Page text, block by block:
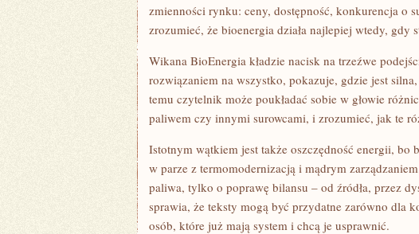
zmienności rynku: ceny, dostępność, konkurencja o
zrozumieć, że bioenergia działa najlepiej wtedy, gdy
Wikana BioEnergia kładzie nacisk na trzeźwe
rozwiązaniem na wszystko, pokazuje, gdzie jest
temu czytelnik może poukładać sobie w głowie
paliwem czy innymi surowcami, i zrozumieć, jak te
Istotnym wątkiem jest także oszczędność energii,
w parze z termomodernizacją i mądrym
paliwa, tylko o poprawę bilansu – od źródła, przez
sprawia, że teksty mogą być przydatne zarówno dla
osób, które już mają system i chcą je usprawnić.